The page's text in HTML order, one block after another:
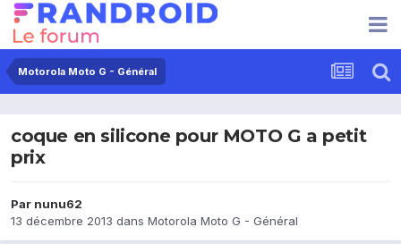
Motorola Moto G - Général
coque en silicone pour MOTO G a petit
prix
Par nunu62
13 décembre 2013 dans Motorola Moto G - Général